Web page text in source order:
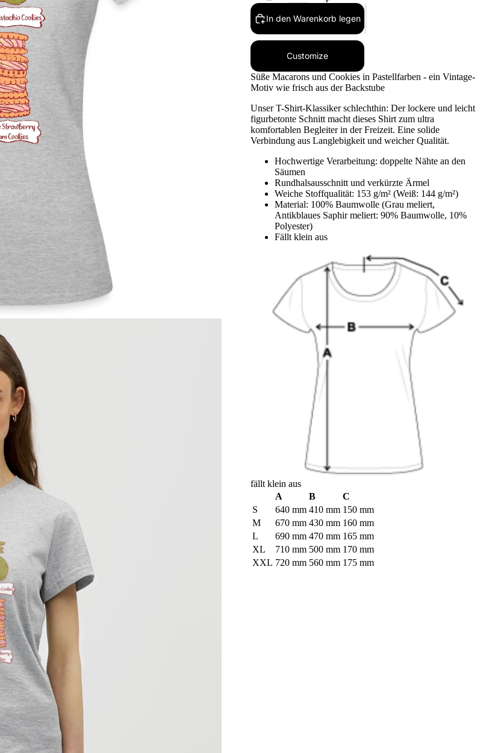
In den Warenkorb legen
Customize
Süße Macarons und Cookies in Pastellfarben - ein Vintage-
Motiv wie frisch aus der Backstube
Unser T-Shirt-Klassiker schlechthin: Der lockere und leicht
figurbetonte Schnitt macht dieses Shirt zum ultra
komfortablen Begleiter in der Freizeit. Eine solide
Verbindung aus Langlebigkeit und weicher Qualität.
Hochwertige Verarbeitung: doppelte Nähte an den
Säumen
Rundhalsausschnitt und verkürzte Ärmel
Weiche Stoffqualität: 153 g/m² (Weiß: 144 g/m²)
Material: 100% Baumwolle (Grau meliert,
Antikblaues Saphir meliert: 90% Baumwolle, 10%
Polyester)
Fällt klein aus
fällt klein aus
A
B
C
S
640 mm 410 mm 150 mm
M
670 mm 430 mm 160 mm
L
690 mm 470 mm 165 mm
XL
710 mm 500 mm 170 mm
XXL 720 mm 560 mm 175 mm